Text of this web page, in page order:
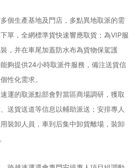
個生產基地及門店，多點異地取派的需
單，全網標準貨快速響應取貨；為VIP服
，并在車尾加蓋防水布為貨物保駕護
夠提供24小時取派件服務，備注送貨信
性化需求。
運的取派點部會對當區商場調研，獲取
送貨送道等信息以輔助派送；安排專人
裝卸人員，車到后集中卸貨離場，裝卸